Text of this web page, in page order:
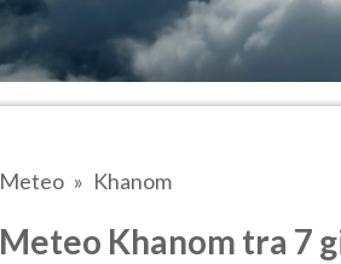
Meteo Khanom
Meteo Khanom tra 7